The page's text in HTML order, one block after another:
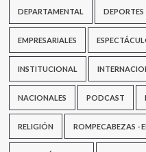
DEPARTAMENTAL DEPORTES
EMPRESARIALES
INSTITUCIONAL
NACIONALES PODCAST
RELIGIÓN ROMPECABEZAS -